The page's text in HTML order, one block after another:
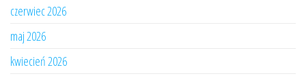
czerwiec 2026
maj 2026
kwiecień 2026